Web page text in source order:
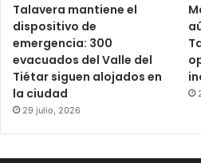
Talavera mantiene el
dispositivo de
emergencia: 300
evacuados del Valle del
Tiétar siguen alojados en
la ciudad
29 julio, 2026